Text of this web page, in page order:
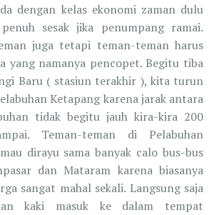
dengan kelas ekonomi zaman dulu
sesak jika penumpang ramai.
juga tetapi teman-teman harus
yang namanya pencopet. Begitu tiba
Baru ( stasiun terakhir ), kita turun
Ketapang karena jarak antara
tidak begitu jauh kira-kira 200
Teman-teman di Pelabuhan
dirayu sama banyak calo bus-bus
dan Mataram karena biasanya
sangat mahal sekali. Langsung saja
kaki masuk ke dalam tempat